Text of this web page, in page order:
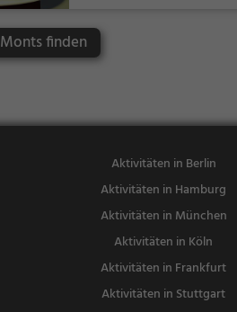
finden
Aktivitäten in Berlin
Aktivitäten in Hamburg
Aktivitäten in München
Aktivitäten in Köln
Aktivitäten in Frankfurt
Aktivitäten in Stuttgart